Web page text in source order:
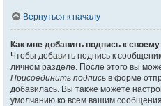
Вернуться к началу
Как мне добавить подпись к
Чтобы добавить подпись к
личном разделе. После этого вы
Присоединить подпись в форме
добавилась. Вы также можете
умолчанию ко всем вашим